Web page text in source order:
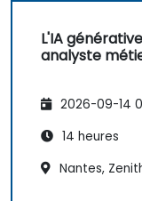
L'IA
analyste
2026-09-14
14 heures
Nantes,